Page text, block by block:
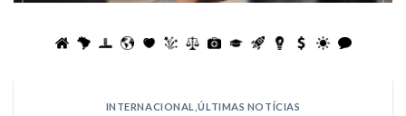
INTERNACIONAL ,ÚLTIMAS NOTÍCIAS